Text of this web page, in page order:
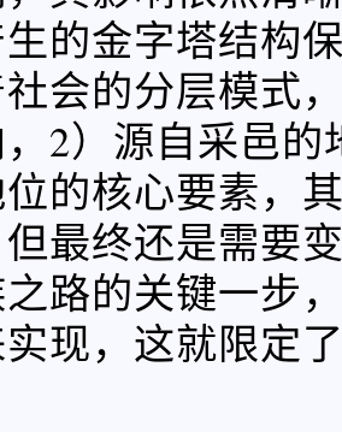
的金字塔结构
会的分层模式
2）源自采邑的
的核心要素，
最终还是需要
路的关键一步
现，这就限定